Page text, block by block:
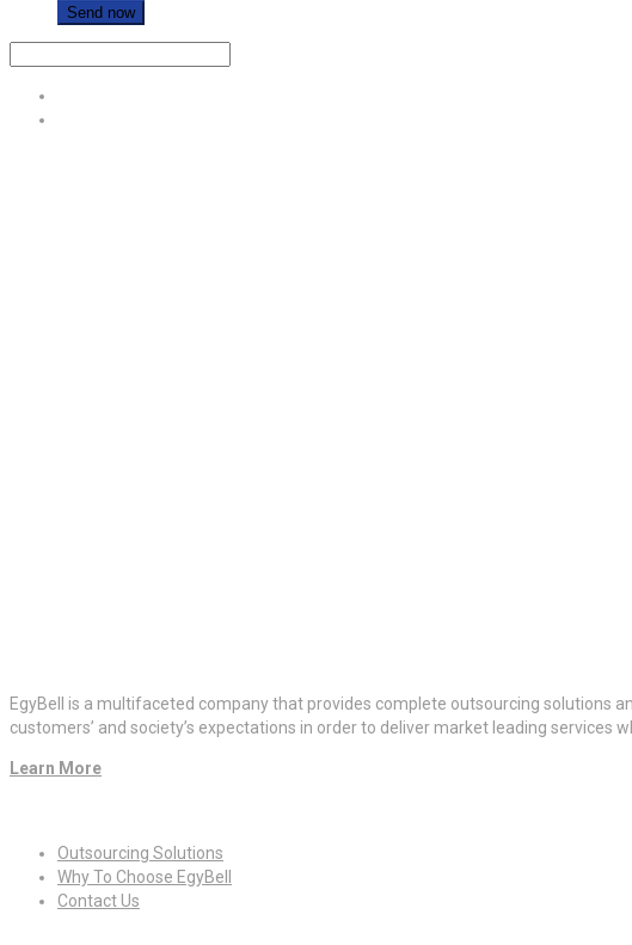
EgyBell is a multifaceted company that provides complete outsourcing solutions
customers’ and society’s expectations in order to deliver market leading services
Learn More
Outsourcing Solutions
Why To Choose EgyBell
Contact Us